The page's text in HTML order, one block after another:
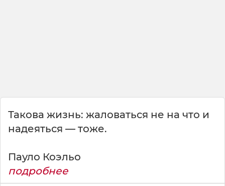
Такова жизнь: жаловаться не на что и
надеяться — тоже.
Пауло Коэльо
подробнее